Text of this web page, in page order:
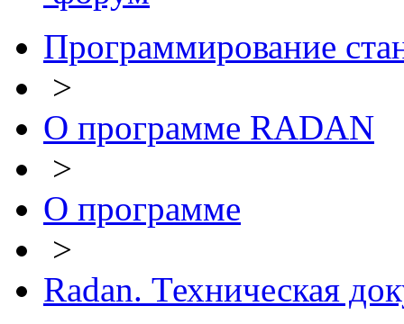
Программирование
>
О программе RADAN
>
О программе
>
Radan. Техническая